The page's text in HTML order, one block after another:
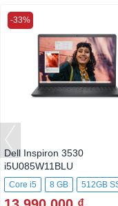
Dell Inspiron 3530
i5U085W11BLU
Core i5 8 GB 512GB
-33%